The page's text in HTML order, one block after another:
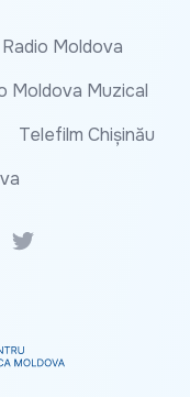
Radio Moldova
Moldova Muzical
Telefilm Chișinău
Twitter